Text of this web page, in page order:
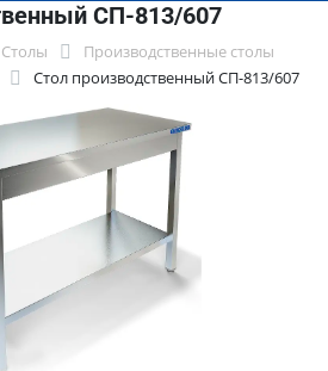
СП-813/607
Столы
Производственные столы
Стол производственный СП-813/607